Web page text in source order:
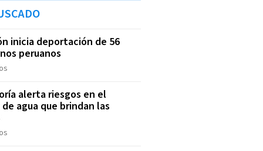
inicia deportación de 56
peruanos
alerta riesgos en el
agua que brindan las